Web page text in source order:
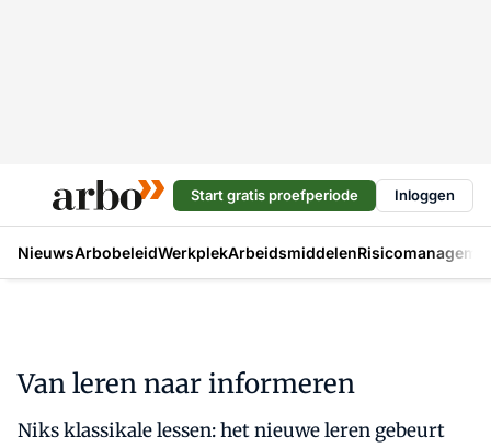
Start gratis proefperiode Inloggen
NieuwsArbobeleidWerkplekArbeidsmiddelen
Van leren naar informeren
Niks klassikale lessen: het nieuwe leren gebeurt